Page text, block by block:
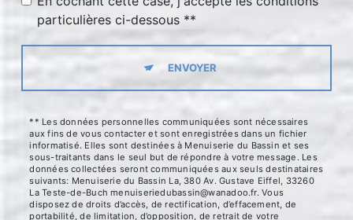
particulières ci-dessous **
ENVOYER
** Les données personnelles communiquées sont nécessaires
aux fins de vous contacter et sont enregistrées dans un fichier
informatisé. Elles sont destinées à Menuiserie du Bassin et ses
sous-traitants dans le seul but de répondre à votre message. Les
données collectées seront communiquées aux seuls destinataires
suivants: Menuiserie du Bassin La, 380 Av. Gustave Eiffel, 33260
La Teste-de-Buch menuiseriedubassin@wanadoo.fr. Vous
disposez de droits d’accès, de rectification, d’effacement, de
portabilité, de limitation, d’opposition, de retrait de votre